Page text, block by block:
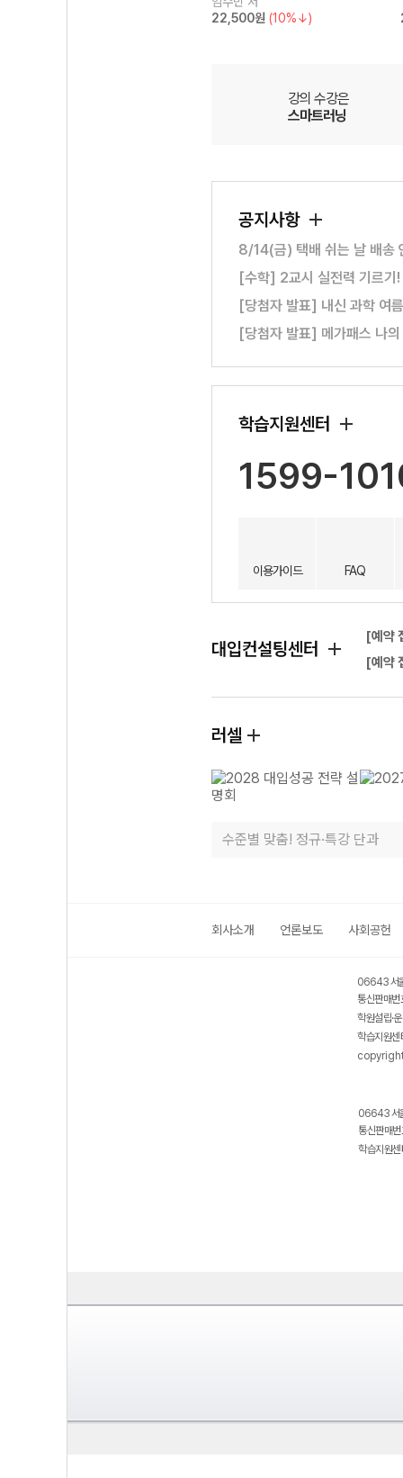
계 N제
22,500원 (10%↓)
강의 수강은
스마트러닝
공지사항
8/14(금) 택배 쉬는 날 배송
[수학] 2교시 실전력 기르기
[당첨자 발표] 내신 과학 여
[당첨자 발표] 메가패스 나
학습지원센터
1599-
이용가이드 FAQ
대입컨설팅센터
[예약
[예약
러셀
수준별 맞춤! 정규·특강 단과
회사소개 언론보도 사회공헌
06643 서
통신판매
학원설립·
학습지원
06643 서
통신판매
학습지원